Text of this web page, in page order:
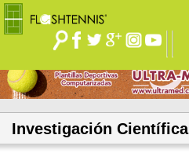
Investigación Científica